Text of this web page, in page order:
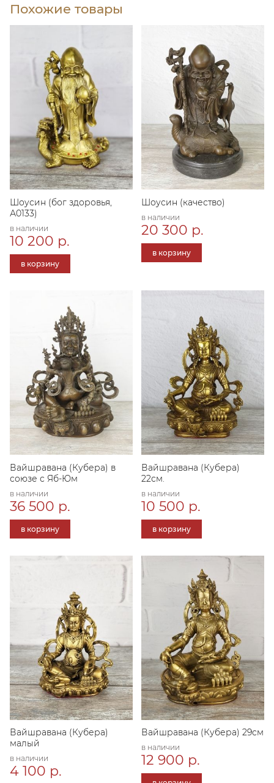
Похожие товары
Шоусин (бог здоровья,
А0133)
в наличии
10 200 р.
в корзину
Шоусин (качество)
в наличии
20 300 р.
в корзину
Вайшравана (Кубера) в
союзе с Яб-Юм
в наличии
36 500 р.
в корзину
Вайшравана (Кубера)
22см.
в наличии
10 500 р.
в корзину
Вайшравана (Кубера)
малый
в наличии
4 100 р.
Вайшравана (Кубера) 29см
в наличии
12 900 р.